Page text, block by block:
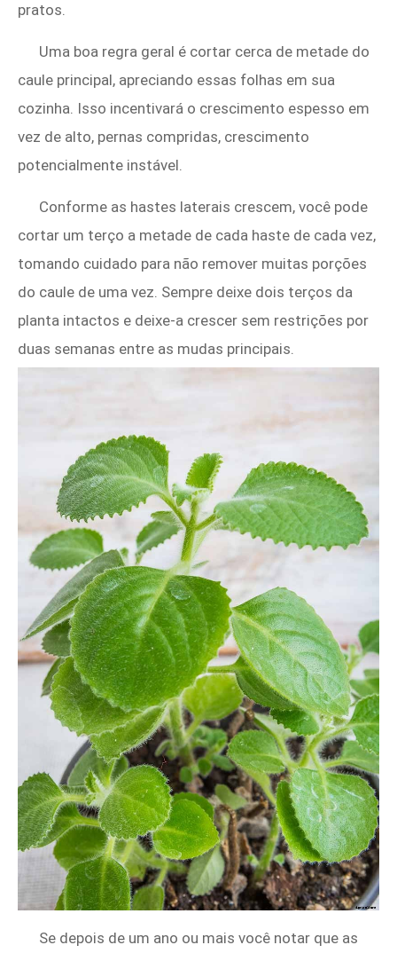
pratos.
Uma boa regra geral é cortar cerca de metade do
caule principal, apreciando essas folhas em sua
cozinha. Isso incentivará o crescimento espesso em
vez de alto, pernas compridas, crescimento
potencialmente instável.
Conforme as hastes laterais crescem, você pode
cortar um terço a metade de cada haste de cada vez,
tomando cuidado para não remover muitas porções
do caule de uma vez. Sempre deixe dois terços da
planta intactos e deixe-a crescer sem restrições por
duas semanas entre as mudas principais.
Se depois de um ano ou mais você notar que as